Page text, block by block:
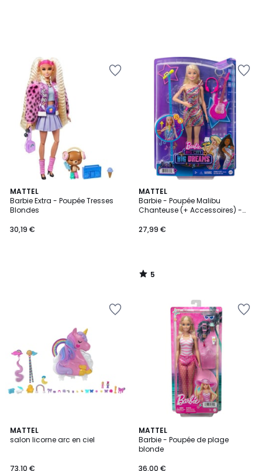
MATTEL
Barbie Extra - Poupée Tresses
Blondes
30,19 €
MATTEL
Barbie - Poupée Malibu
Chanteuse (+ Accessoires) -
27,99 €
5
/
5
5
/
MATTEL
salon licorne arc en ciel
73,10 €
4,8
/ 5
MATTEL
Barbie - Poupée de plage
blonde
36,00 €